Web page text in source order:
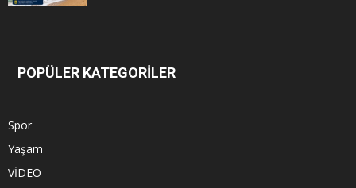
POPÜLER KATEGORİLER
Spor
Yaşam
VİDEO